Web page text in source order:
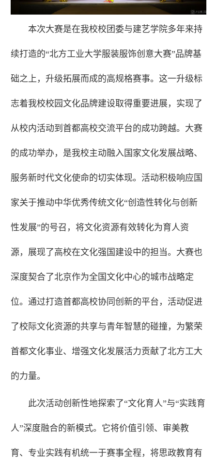
本次大赛是在我校校团委与建艺学院多年来持
续打造的“北方工业大学服装服饰创意大赛”品牌基
础之上，升级拓展而成的高规格赛事。这一升级标
志着我校校园文化品牌建设取得重要进展，实现了
从校内活动到首都高校交流平台的成功跨越。 大赛
的成功举办，是我校主动融入国家文化发展战略、
服务新时代文化使命的切实体现。活动积极响应国
家关于推动中华优秀传统文化“创造性转化与创新
性发展”的号召，将文化资源有效转化为育人资
源，展现了高校在文化强国建设中的担当。 大赛也
深度契合了北京作为全国文化中心的城市战略定
位。通过打造首都高校协同创新的平台，活动促进
了校际文化资源的共享与青年智慧的碰撞，为繁荣
首都文化事业、增强文化发展活力贡献了北方工大
的力量。
此次活动创新性地探索了“文化育人”与“实践育
人”深度融合的新模式。它将价值引领、审美教
育、专业实践有机统一于赛事全程，将思政教育有